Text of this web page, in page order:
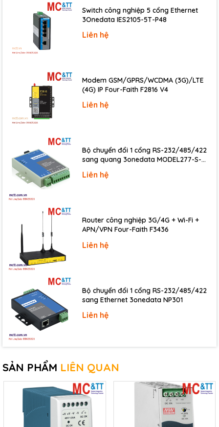
Temperature Coefficient
±0.04%/°C (0~50°C)
Operating Temperature
0 °C ~ +50°C
Storage Temperature
-20 °C ~ +85°C
Humidity
Documents
Ordering information
DIN-
25 W, DIN-rail mounting (RoHS)
Switch công nghiệp 5 cổng Ethernet
3Onedata IES2105-5T-P48
Liên hệ
Modem GSM/GPRS/WCDMA (3G)/LTE
(4G) IP Four-Faith F2816 V4
Liên hệ
Bộ chuyển đổi 1 cổng RS-232/485/422
sang quang 3onedata MODEL277-S-
20KM)
Liên hệ
Router công nghiệp 3G/4G + Wi-Fi +
APN/VPN Four-Faith F3436
Liên hệ
Bộ chuyển đổi 1 cổng RS-232/485/422
sang Ethernet 3onedata NP301
Liên hệ
SẢN PHẨM LIÊN QUAN